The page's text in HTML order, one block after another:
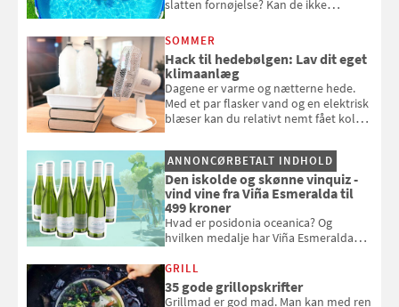
slatten fornøjelse? Kan de ikke
opmærksom, når du smider
badebassinet eller et badedyr ud
SOMMER
Hack til hedebølgen: Lav dit eget
klimaanlæg
Dagene er varme og nætterne hede.
Med et par flasker vand og en elektrisk
blæser kan du relativt nemt fået koldt
og se, hvordan du gør
ANNONCØRBETALT INDHOLD
Den iskolde og skønne vinquiz -
vind vine fra Viña Esmeralda til
499 kroner
Hvad er posidonia oceanica? Og
hvilken medalje har Viña Esmeralda
med i Samvirkes skønne vinquiz, hvor
du kan vinde 6 flasker vin fra Viña
Esmeralda. Konkurrencen slutter 1.
GRILL
35 gode grillopskrifter
Grillmad er god mad. Man kan med ren